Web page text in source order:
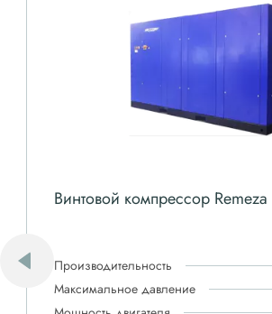
Винтовой компрессор
Производительность
Максимальное давление